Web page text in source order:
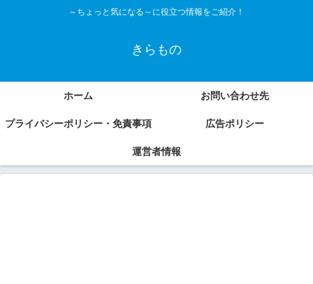
～ちょっと気になる～に役立つ情報をご紹介！
きらもの
ホーム お問い合わせ先
プライバシーポリシー・免責事項 広告ポリシー
運営者情報